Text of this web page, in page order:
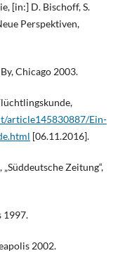
[in:] D. Bischoff, S.
Perspektiven,
Chicago 2003.
article145830887/Ein-
[06.11.2016].
Zeitung“,
1997.
2002.